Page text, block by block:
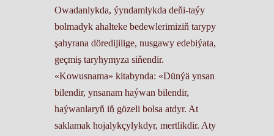
Owadanlykda, ýyndamlykda deňi-taýy
bolmadyk ahalteke bedewlerimiziň tarypy
şahyrana döredijilige, nusgawy edebiýata,
geçmiş taryhymyza siňendir.
«Kowusnama» kitabynda: «Dünýä ynsan
bilendir, ynsanam haýwan bilendir,
haýwanlaryň iň gözeli bolsa atdyr. At
saklamak hojalykçylykdyr, mertlikdir. Aty